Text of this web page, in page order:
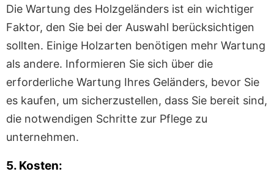
Die Wartung des Holzgeländers ist ein wichtiger
Faktor, den Sie bei der Auswahl berücksichtigen
sollten. Einige Holzarten benötigen mehr Wartung
als andere. Informieren Sie sich über die
erforderliche Wartung Ihres Geländers, bevor Sie
es kaufen, um sicherzustellen, dass Sie bereit sind,
die notwendigen Schritte zur Pflege zu
unternehmen.
5. Kosten: